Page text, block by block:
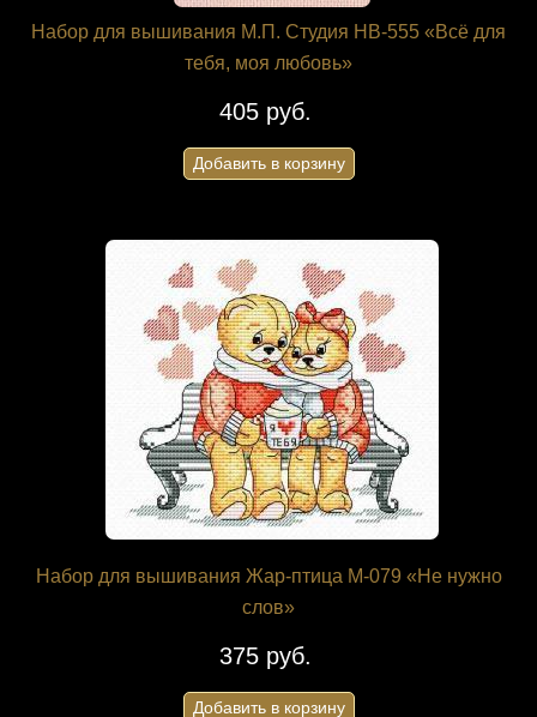
Набор для вышивания М.П. Студия НВ-555 «Всё для
тебя, моя любовь»
405 руб.
Добавить в корзину
Набор для вышивания Жар-птица М-079 «Не нужно
слов»
375 руб.
Добавить в корзину